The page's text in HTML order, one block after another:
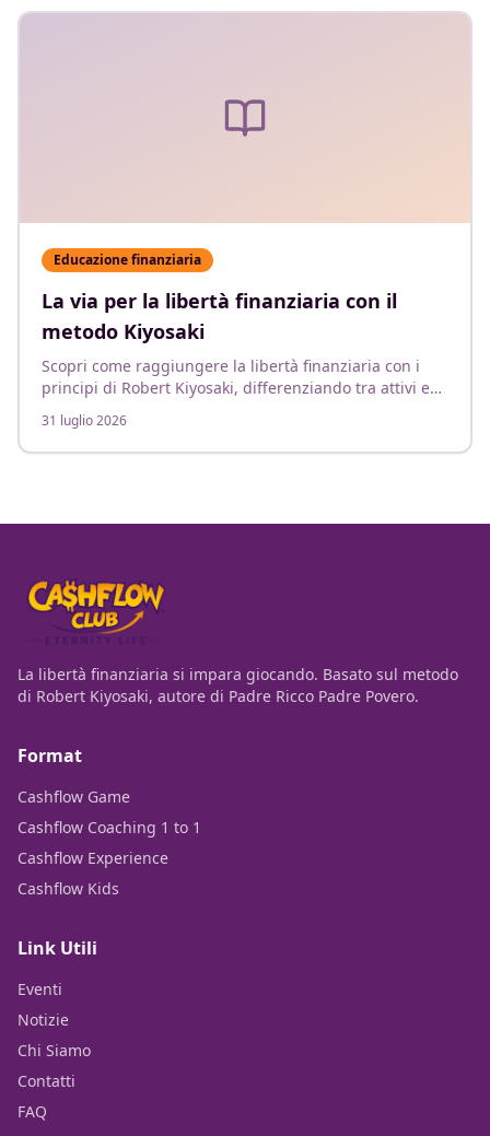
Educazione finanziaria
La via per la libertà finanziaria con il
metodo Kiyosaki
Scopri come raggiungere la libertà finanziaria con i
principi di Robert Kiyosaki, differenziando tra attivi e
passivi.
31 luglio 2026
La libertà finanziaria si impara giocando. Basato sul metodo
di Robert Kiyosaki, autore di Padre Ricco Padre Povero.
Format
Cashflow Game
Cashflow Coaching 1 to 1
Cashflow Experience
Cashflow Kids
Link Utili
Eventi
Notizie
Chi Siamo
Contatti
FAQ